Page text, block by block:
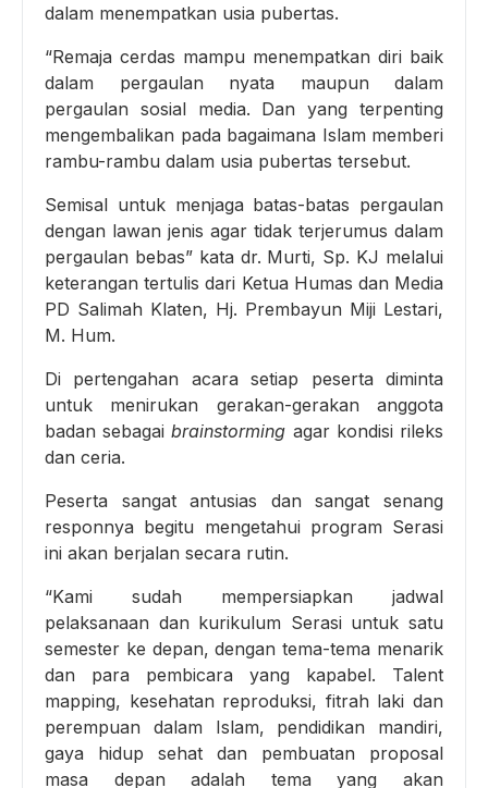
dalam menempatkan usia pubertas.
“Remaja cerdas mampu menempatkan diri baik
dalam pergaulan nyata maupun dalam
pergaulan sosial media. Dan yang terpenting
mengembalikan pada bagaimana Islam memberi
rambu-rambu dalam usia pubertas tersebut.
Semisal untuk menjaga batas-batas pergaulan
dengan lawan jenis agar tidak terjerumus dalam
pergaulan bebas” kata dr. Murti, Sp. KJ melalui
keterangan tertulis dari Ketua Humas dan Media
PD Salimah Klaten, Hj. Prembayun Miji Lestari,
M. Hum.
Di pertengahan acara setiap peserta diminta
untuk menirukan gerakan-gerakan anggota
badan sebagaibrainstorming agar kondisi rileks
dan ceria.
Peserta sangat antusias dan sangat senang
responnya begitu mengetahui program Serasi
ini akan berjalan secara rutin.
“Kami sudah mempersiapkan jadwal
pelaksanaan dan kurikulum Serasi untuk satu
semester ke depan, dengan tema-tema menarik
dan para pembicara yang kapabel. Talent
mapping, kesehatan reproduksi, fitrah laki dan
perempuan dalam Islam, pendidikan mandiri,
gaya hidup sehat dan pembuatan proposal
masa depan adalah tema yang akan